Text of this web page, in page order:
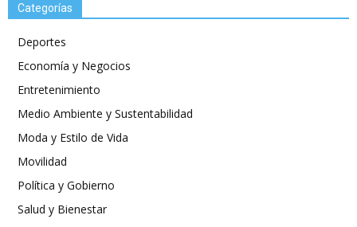
Categorías
Deportes
Economía y Negocios
Entretenimiento
Medio Ambiente y Sustentabilidad
Moda y Estilo de Vida
Movilidad
Política y Gobierno
Salud y Bienestar